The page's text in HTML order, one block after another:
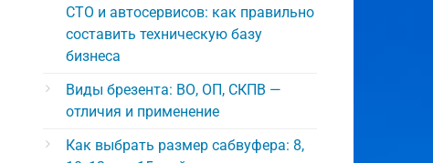
СТО и автосервисов: как правильно
составить техническую базу
бизнеса
Виды брезента: ВО, ОП, СКПВ —
отличия и применение
Как выбрать размер сабвуфера: 8,